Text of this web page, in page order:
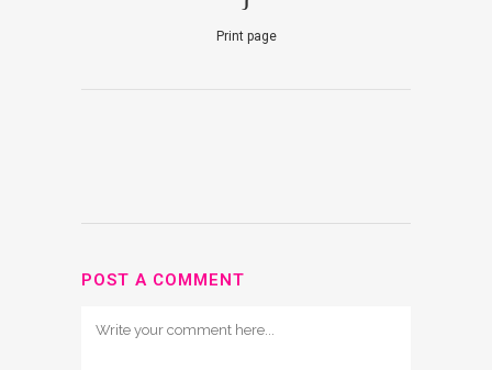
Print page
POST A COMMENT